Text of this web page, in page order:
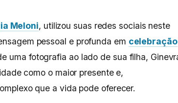
Meloni, utilizou suas redes sociais neste
pessoal e profunda em celebração
uma fotografia ao lado de sua filha,
como o maior presente e,
que a vida pode oferecer.